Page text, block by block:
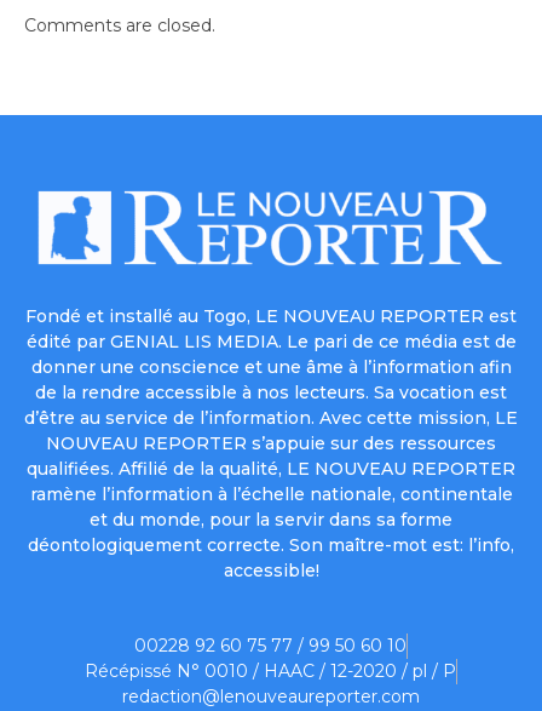
Comments are closed.
Fondé et installé au Togo, LE NOUVEAU REPORTER est
édité par GENIAL LIS MEDIA. Le pari de ce média est de
donner une conscience et une âme à l’information afin
de la rendre accessible à nos lecteurs. Sa vocation est
d’être au service de l’information. Avec cette mission, LE
NOUVEAU REPORTER s’appuie sur des ressources
qualifiées. Affilié de la qualité, LE NOUVEAU REPORTER
ramène l’information à l’échelle nationale, continentale
et du monde, pour la servir dans sa forme
déontologiquement correcte. Son maître-mot est: l’info,
accessible!
00228 92 60 75 77 / 99 50 60 10
Récépissé N° 0010 / HAAC / 12-2020 / pl / P
redaction@lenouveaureporter.com